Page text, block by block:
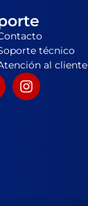
técnico
al cliente